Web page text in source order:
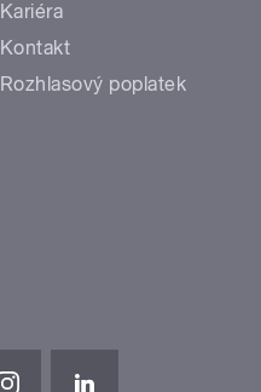
Kariéra
Kontakt
Rozhlasový poplatek